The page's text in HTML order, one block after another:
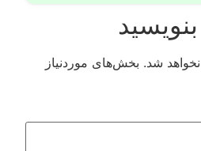
شد. بخش‌های موردنیاز